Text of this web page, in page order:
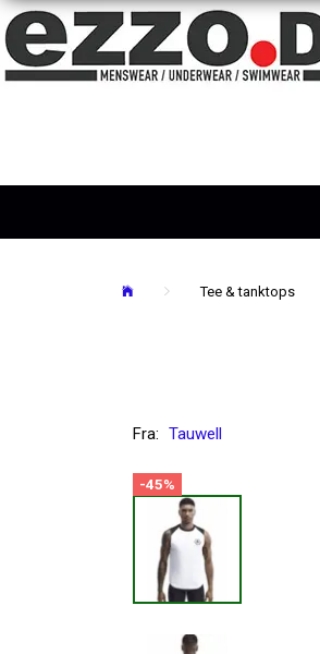
Tee & tanktops
Fra: Tauwell
-45%